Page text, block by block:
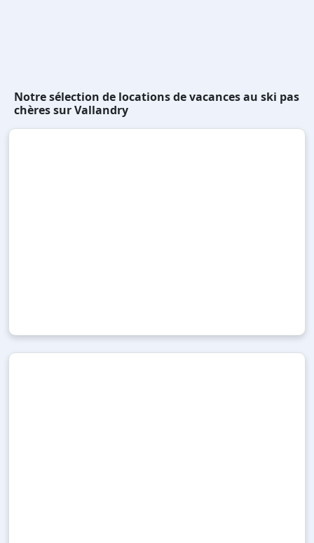
Notre sélection de locations de vacances au ski pas
chères sur Vallandry